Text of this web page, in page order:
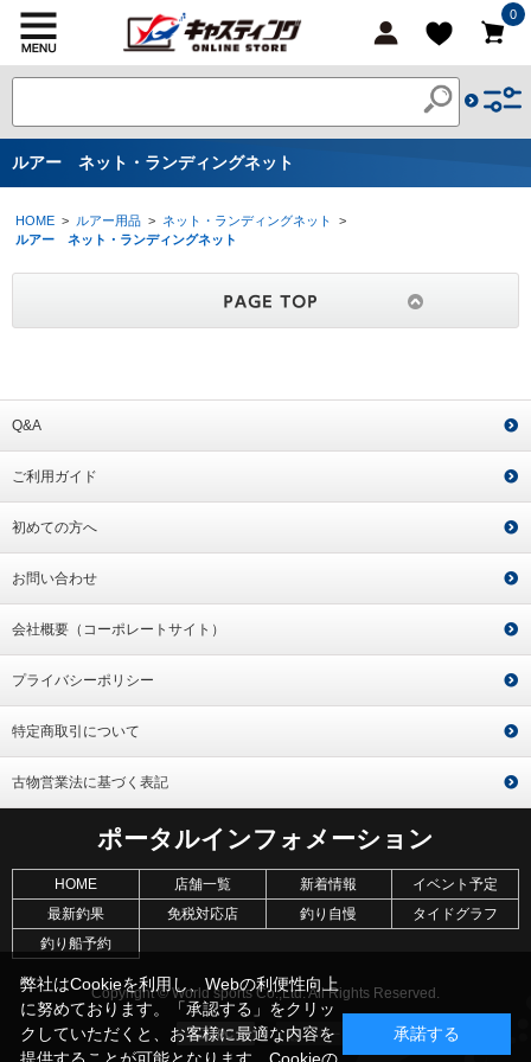
0
ルアー ネット・ランディングネット
HOME > ルアー用品 > ネット・ランディングネット
>
ルアー ネット・ランディングネット
Q&A
ご利用ガイド
初めての方へ
お問い合わせ
会社概要（コーポレートサイト）
プライバシーポリシー
特定商取引について
古物営業法に基づく表記
ポータルインフォメーション
HOME 店舗一覧 新着情報
イベント予定
最新釣果
免税対応店 釣り自慢
タイドグラフ
釣り船予約
Copyright © World sports Co.,Ltd. All Rights Reserved.
弊社はCookieを利用し、Webの利便性向上
に努めております。「承認する」をクリッ
クしていただくと、お客様に最適な内容を
承諾する